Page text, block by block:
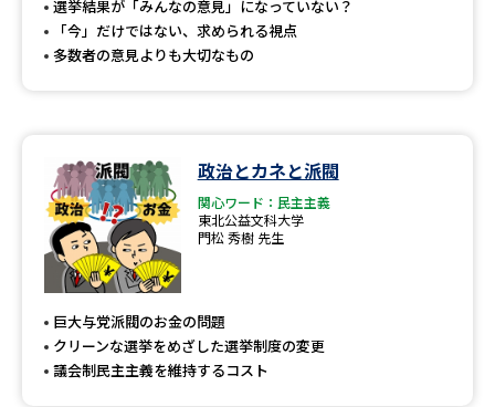
選挙結果が「みんなの意見」になっていない？
「今」だけではない、求められる視点
多数者の意見よりも大切なもの
政治とカネと派閥
関心ワード：民主主義
東北公益文科大学
門松 秀樹 先生
巨大与党派閥のお金の問題
クリーンな選挙をめざした選挙制度の変更
議会制民主主義を維持するコスト